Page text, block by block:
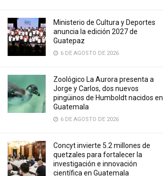
Ministerio de Cultura y Deportes
anuncia la edición 2027 de
Guatepaz
6 DE AGOSTO DE 2026
Zoológico La Aurora presenta a
Jorge y Carlos, dos nuevos
pingüinos de Humboldt nacidos en
Guatemala
6 DE AGOSTO DE 2026
Concyt invierte 5.2 millones de
quetzales para fortalecer la
investigación e innovación
científica en Guatemala